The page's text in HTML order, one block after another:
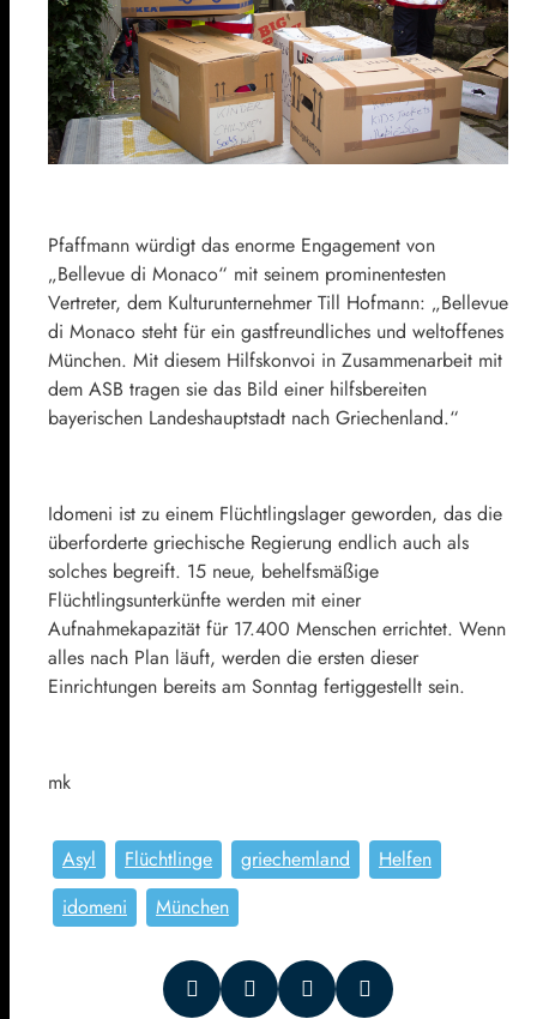
Pfaffmann würdigt das enorme Engagement von
„Bellevue di Monaco“ mit seinem prominentesten
Vertreter, dem Kulturunternehmer Till Hofmann: „Bellevue
di Monaco steht für ein gastfreundliches und weltoffenes
München. Mit diesem Hilfskonvoi in Zusammenarbeit mit
dem ASB tragen sie das Bild einer hilfsbereiten
bayerischen Landeshauptstadt nach Griechenland.“
Idomeni ist zu einem Flüchtlingslager geworden, das die
überforderte griechische Regierung endlich auch als
solches begreift. 15 neue, behelfsmäßige
Flüchtlingsunterkünfte werden mit einer
Aufnahmekapazität für 17.400 Menschen errichtet. Wenn
alles nach Plan läuft, werden die ersten dieser
Einrichtungen bereits am Sonntag fertiggestellt sein.
mk
Asyl Flüchtlinge griechemland
Helfen
idomeni
München